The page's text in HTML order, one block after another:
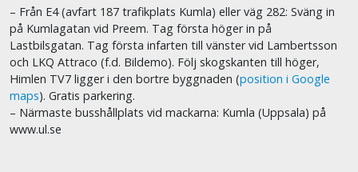
– Från E4 (avfart 187 trafikplats Kumla) eller väg 282: Sväng in
på Kumlagatan vid Preem. Tag första höger in på
Lastbilsgatan. Tag första infarten till vänster vid Lambertsson
och LKQ Attraco (f.d. Bildemo). Följ skogskanten till höger,
Himlen TV7 ligger i den bortre byggnaden (position i Google
maps). Gratis parkering.
– Närmaste busshållplats vid mackarna: Kumla (Uppsala) på
www.ul.se